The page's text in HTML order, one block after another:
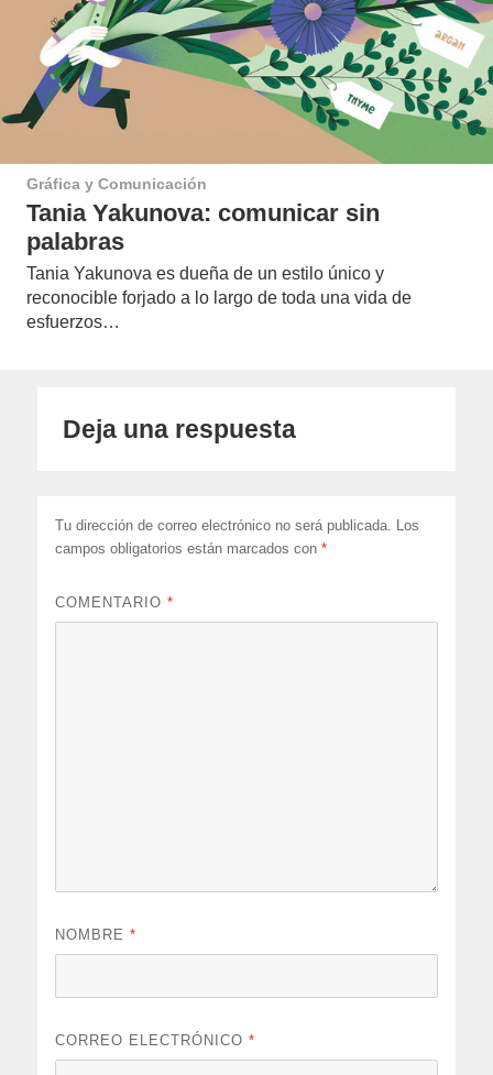
Gráfica y Comunicación
Tania Yakunova: comunicar sin
palabras
Tania Yakunova es dueña de un estilo único y
reconocible forjado a lo largo de toda una vida de
esfuerzos…
Deja una respuesta
Tu dirección de correo electrónico no será publicada.
Los
campos obligatorios están marcados con*
COMENTARIO*
NOMBRE*
CORREO ELECTRÓNICO*